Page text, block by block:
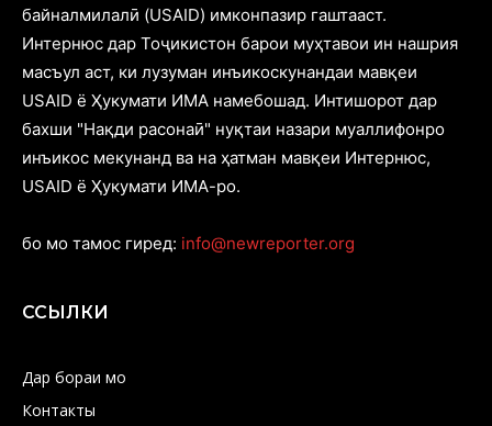
байналмилалӣ (USAID) имконпазир гаштааст.
Интернюс дар Тоҷикистон барои муҳтавои ин нашрия
масъул аст, ки лузуман инъикоскунандаи мавқеи
USAID ё Ҳукумати ИМА намебошад. Интишорот дар
бахши "Нақди расонаӣ" нуқтаи назари муаллифонро
инъикос мекунанд ва на ҳатман мавқеи Интернюс,
USAID ё Ҳукумати ИМА-ро.
бо мо тамос гиред: info@newreporter.org
ССЫЛКИ
Дар бораи мо
Контакты